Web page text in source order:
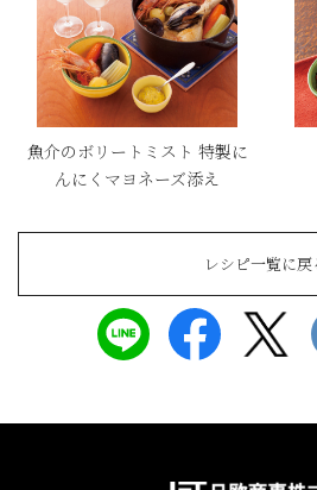
魚介のボリートミスト 特製に
んにくマヨネーズ添え
レシピ一覧に戻